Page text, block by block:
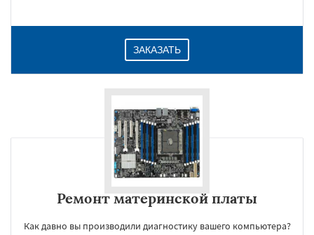
ЗАКАЗАТЬ
Ремонт материнской платы
Как давно вы производили диагностику вашего компьютера?